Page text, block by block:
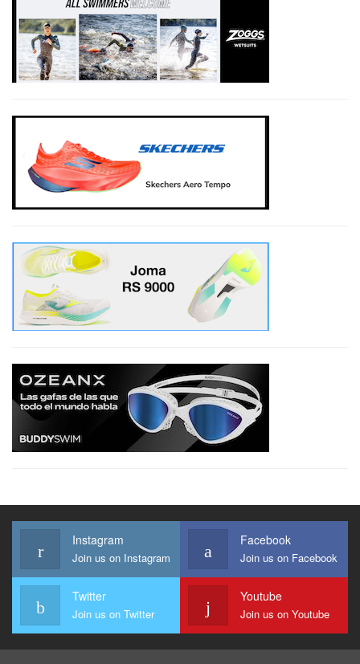
Instagram
Join us on Instagram
Facebook
Join us on Facebook
Twitter
Join us on Twitter
Youtube
Join us on Youtube